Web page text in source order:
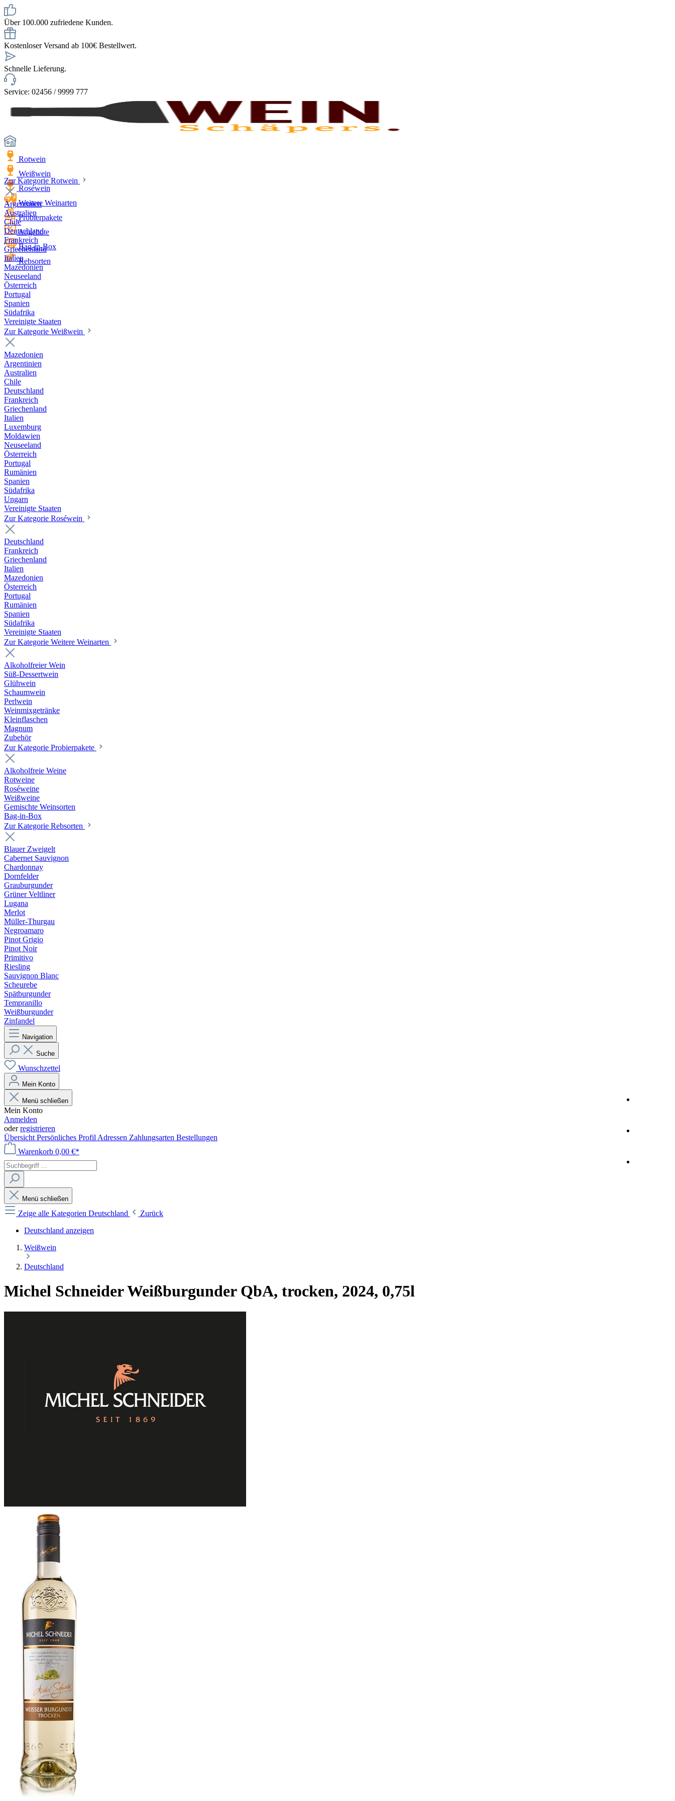
Über 100.000 zufriedene Kunden.
Kostenloser Versand ab 100€ Bestellwert.
Schnelle Lieferung.
Service: 02456 / 9999 777
Rotwein
Weißwein
Roséwein
Weitere Weinarten
Probierpakete
Angebote
Bag-in-Box
Rebsorten
Zur Kategorie Rotwein
Argentinien
Australien
Chile
Deutschland
Frankreich
Griechenland
Italien
Mazedonien
Neuseeland
Österreich
Portugal
Spanien
Südafrika
Vereinigte Staaten
Zur Kategorie Weißwein
Mazedonien
Argentinien
Australien
Chile
Deutschland
Frankreich
Griechenland
Italien
Luxemburg
Moldawien
Neuseeland
Österreich
Portugal
Rumänien
Spanien
Südafrika
Ungarn
Vereinigte Staaten
Zur Kategorie Roséwein
Deutschland
Frankreich
Griechenland
Italien
Mazedonien
Österreich
Portugal
Rumänien
Spanien
Südafrika
Vereinigte Staaten
Zur Kategorie Weitere Weinarten
Alkoholfreier Wein
Süß-Dessertwein
Glühwein
Schaumwein
Perlwein
Weinmixgetränke
Kleinflaschen
Magnum
Zubehör
Zur Kategorie Probierpakete
Alkoholfreie Weine
Rotweine
Roséweine
Weißweine
Gemischte Weinsorten
Bag-in-Box
Zur Kategorie Rebsorten
Blauer Zweigelt
Cabernet Sauvignon
Chardonnay
Dornfelder
Grauburgunder
Grüner Veltliner
Lugana
Merlot
Müller-Thurgau
Negroamaro
Pinot Grigio
Pinot Noir
Primitivo
Riesling
Sauvignon Blanc
Scheurebe
Spätburgunder
Tempranillo
Weißburgunder
Zinfandel
Navigation
Suche
Wunschzettel
Mein Konto
Menü schließen
Mein Konto
Anmelden
oderregistrieren
Übersicht Persönliches Profil Adressen Zahlungsarten Bestellungen
Warenkorb 0,00 €*
Menü schließen
Zeige alle Kategorien Deutschland
Zurück
Deutschland anzeigen
Weißwein
Deutschland
Michel Schneider Weißburgunder QbA, trocken, 2024, 0,75l